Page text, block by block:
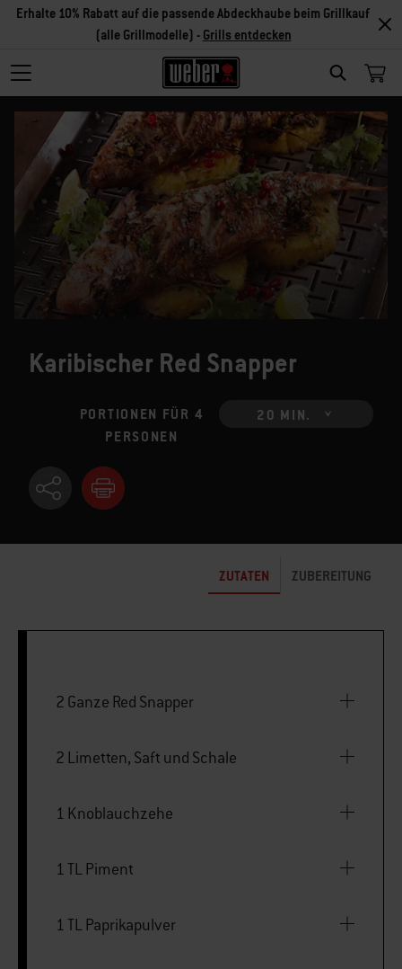
SEARCH
Erhalte 10% Rabatt auf die passende Abdeckhaube beim Grillkauf
(alle Grillmodelle) - Grills entdecken
Karibischer Red Snapper
PORTIONEN FÜR 4
PERSONEN
20 MIN.
ZUTATEN ZUBEREITUNG
2 Ganze Red Snapper
2 Limetten, Saft und Schale
1 Knoblauchzehe
1 TL Piment
1 TL Paprikapulver